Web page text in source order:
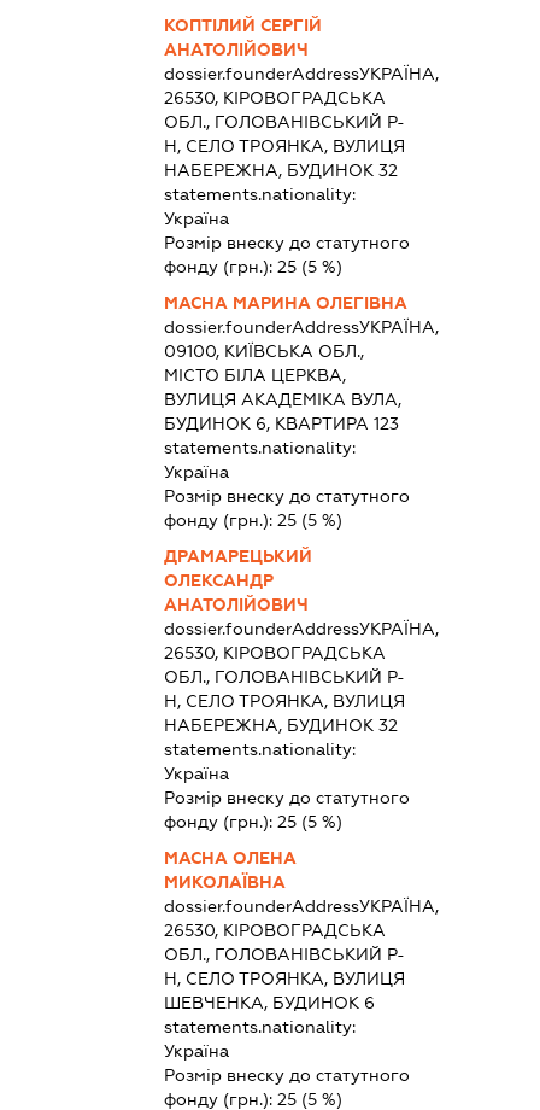
КОПТІЛИЙ СЕРГІЙ
АНАТОЛІЙОВИЧ
dossier.founderAddressУКРАЇНА,
26530, КІРОВОГРАДСЬКА
ОБЛ., ГОЛОВАНІВСЬКИЙ Р-
Н, СЕЛО ТРОЯНКА, ВУЛИЦЯ
НАБЕРЕЖНА, БУДИНОК 32
statements.nationality:
Україна
Розмір внеску до статутного
фонду (грн.): 25(5 %)
МАСНА МАРИНА ОЛЕГІВНА
dossier.founderAddressУКРАЇНА,
09100, КИЇВСЬКА ОБЛ.,
МІСТО БІЛА ЦЕРКВА,
ВУЛИЦЯ АКАДЕМІКА ВУЛА,
БУДИНОК 6, КВАРТИРА 123
statements.nationality:
Україна
Розмір внеску до статутного
фонду (грн.): 25(5 %)
ДРАМАРЕЦЬКИЙ
ОЛЕКСАНДР
АНАТОЛІЙОВИЧ
dossier.founderAddressУКРАЇНА,
26530, КІРОВОГРАДСЬКА
ОБЛ., ГОЛОВАНІВСЬКИЙ Р-
Н, СЕЛО ТРОЯНКА, ВУЛИЦЯ
НАБЕРЕЖНА, БУДИНОК 32
statements.nationality:
Україна
Розмір внеску до статутного
фонду (грн.): 25(5 %)
МАСНА ОЛЕНА
МИКОЛАЇВНА
dossier.founderAddressУКРАЇНА,
26530, КІРОВОГРАДСЬКА
ОБЛ., ГОЛОВАНІВСЬКИЙ Р-
Н, СЕЛО ТРОЯНКА, ВУЛИЦЯ
ШЕВЧЕНКА, БУДИНОК 6
statements.nationality:
Україна
Розмір внеску до статутного
фонду (грн.): 25(5 %)